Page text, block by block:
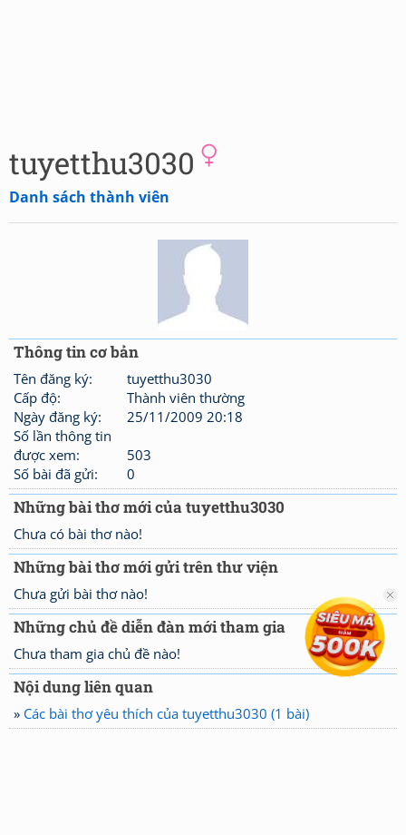
tuyetthu3030
Danh sách thành viên
Thông tin cơ bản
Tên đăng ký:
tuyetthu3030
Cấp độ:
Thành viên thường
Ngày đăng ký:
25/11/2009 20:18
Số lần thông tin
được xem:
503
Số bài đã gửi:
0
Những bài thơ mới của tuyetthu3030
Chưa có bài thơ nào!
Những bài thơ mới gửi trên thư viện
Chưa gửi bài thơ nào!
Những chủ đề diễn đàn mới tham gia
Chưa tham gia chủ đề nào!
Nội dung liên quan
» Các bài thơ yêu thích của tuyetthu3030 (1 bài)